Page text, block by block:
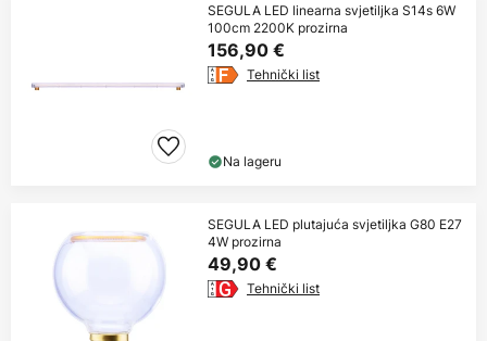
SEGULA LED linearna svjetiljka S14s 6W
100cm 2200K prozirna
156,90 €
Tehnički list
Na lageru
SEGULA LED plutajuća svjetiljka G80 E27
4W prozirna
49,90 €
Tehnički list